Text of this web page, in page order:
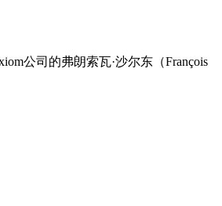
公司的弗朗索瓦·沙尔东（François